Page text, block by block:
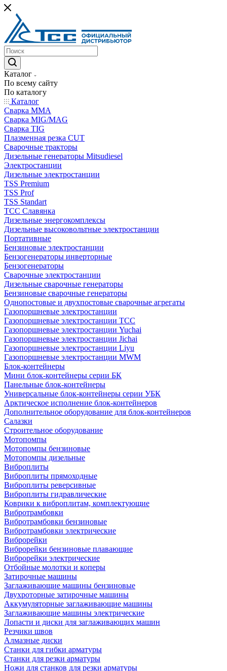
Каталог
По всему сайту
По каталогу
Каталог
Сварка MMA
Сварка MIG/MAG
Сварка TIG
Плазменная резка CUT
Сварочные тракторы
Дизельные генераторы Mitsudiesel
Электростанции
Дизельные электростанции
TSS Premium
TSS Prof
TSS Standart
ТСС Славянка
Дизельные энергокомплексы
Дизельные высоковольтные электростанции
Портативные
Бензиновые электростанции
Бензогенераторы инверторные
Бензогенераторы
Сварочные электростанции
Дизельные сварочные генераторы
Бензиновые сварочные генераторы
Однопостовые и двухпостовые сварочные агрегаты
Газопоршневые электростанции
Газопоршневые электростанции ТСС
Газопоршневые электростанции Yuchai
Газопоршневые электростанции Jichai
Газопоршневые электростанции Liyu
Газопоршневые электростанции MWM
Блок-контейнеры
Мини блок-контейнеры серии БК
Панельные блок-контейнеры
Универсальные блок-контейнеры серии УБК
Арктическое исполнение блок-контейнеров
Дополнительное оборудование для блок-контейнеров
Салазки
Строительное оборудование
Мотопомпы
Мотопомпы бензиновые
Мотопомпы дизельные
Виброплиты
Виброплиты прямоходные
Виброплиты реверсивные
Виброплиты гидравлические
Коврики к виброплитам, комплектующие
Вибротрамбовки
Вибротрамбовки бензиновые
Вибротрамбовки электрические
Виброрейки
Виброрейки бензиновые плавающие
Виброрейки электрические
Отбойные молотки и коперы
Затирочные машины
Заглаживающие машины бензиновые
Двухроторные затирочные машины
Аккумуляторные заглаживающие машины
Заглаживающие машины электрические
Лопасти и диски для заглаживающих машин
Резчики швов
Алмазные диски
Станки для гибки арматуры
Станки для резки арматуры
Ножи для станков для резки арматуры